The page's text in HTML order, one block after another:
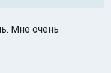
Мне очень